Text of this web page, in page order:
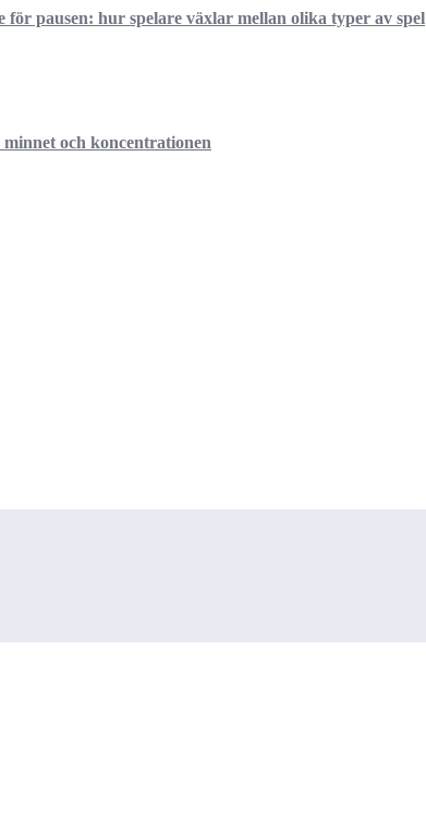
pausen: hur spelare växlar mellan olika typer av spel
och koncentrationen